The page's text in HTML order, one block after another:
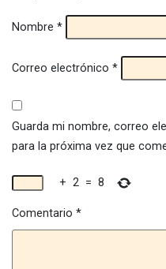
Nombre *
Correo electrónico *
Guarda mi nombre, correo
para la próxima vez que
+ 2 = 8
Comentario *